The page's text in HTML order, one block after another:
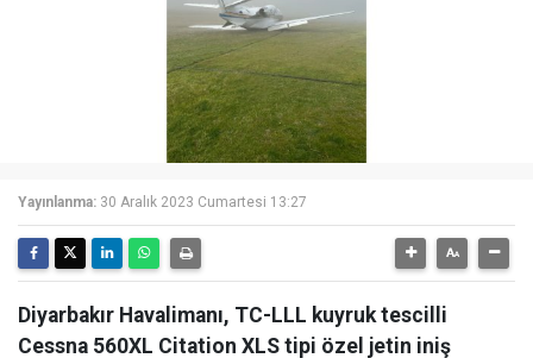
Yayınlanma: 30 Aralık 2023 Cumartesi 13:27
Diyarbakır Havalimanı, TC-LLL kuyruk tescilli
Cessna 560XL Citation XLS tipi özel jetin iniş